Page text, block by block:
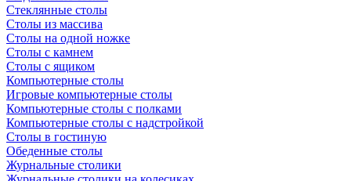
Стеклянные столы
Столы из массива
Столы на одной ножке
Столы с камнем
Столы с ящиком
Компьютерные столы
Игровые компьютерные столы
Компьютерные столы с полками
Компьютерные столы с надстройкой
Столы в гостиную
Обеденные столы
Журнальные столики